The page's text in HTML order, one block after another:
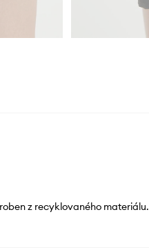
z recyklovaného materiálu.